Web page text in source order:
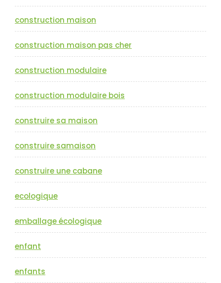
construction maison
construction maison pas cher
construction modulaire
construction modulaire bois
construire sa maison
construire samaison
construire une cabane
ecologique
emballage écologique
enfant
enfants